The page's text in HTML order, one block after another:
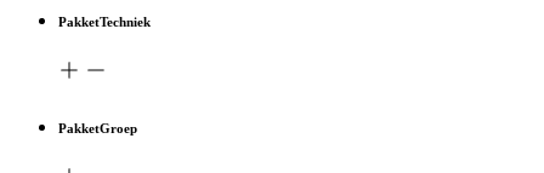
PakketTechniek
PakketGroep